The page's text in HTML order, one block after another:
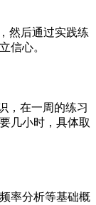
然后通过实践练
信心。
，在一周的练习
几小时，具体取
率分析等基础概